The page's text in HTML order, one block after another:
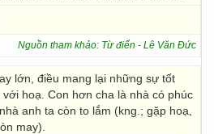
Nguồn tham khảo: Từ điển - Lê Văn Đức
lớn, điều mang lại những sự tốt
với hoạ. Con hơn cha là nhà có phúc
anh ta còn to lắm (kng.; gặp hoạ,
may).